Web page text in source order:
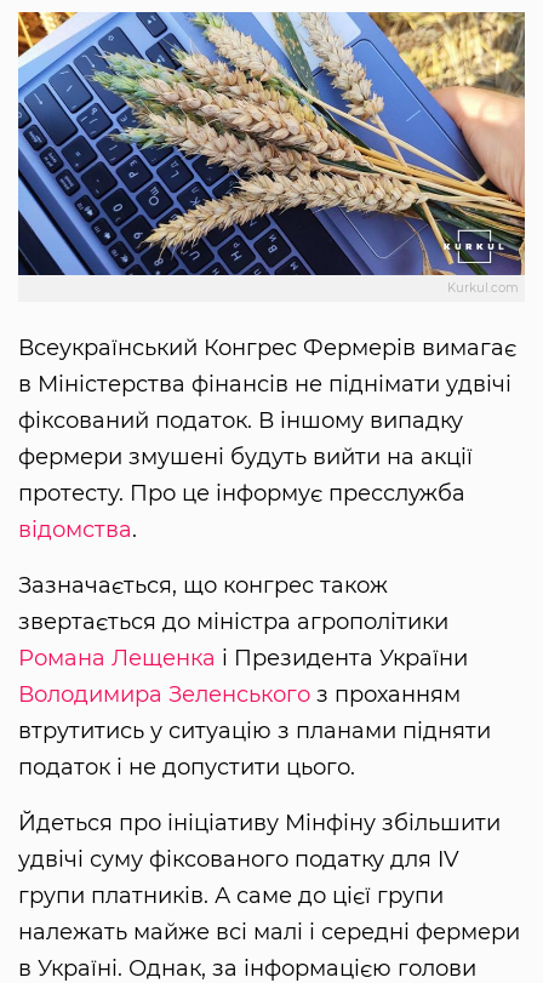
Kurkul.com
Всеукраїнський Конгрес Фермерів вимагає
в Міністерства фінансів не піднімати удвічі
фіксований податок. В іншому випадку
фермери змушені будуть вийти на акції
протесту. Про це інформує пресслужба
відомства.
Зазначається, що конгрес також
звертається до міністра агрополітики
Романа Лещенка і Президента України
Володимира Зеленського з проханням
втрутитись у ситуацію з планами підняти
податок і не допустити цього.
Йдеться про ініціативу Мінфіну збільшити
удвічі суму фіксованого податку для IV
групи платників. А саме до цієї групи
належать майже всі малі і середні фермери
в Україні. Однак, за інформацією голови